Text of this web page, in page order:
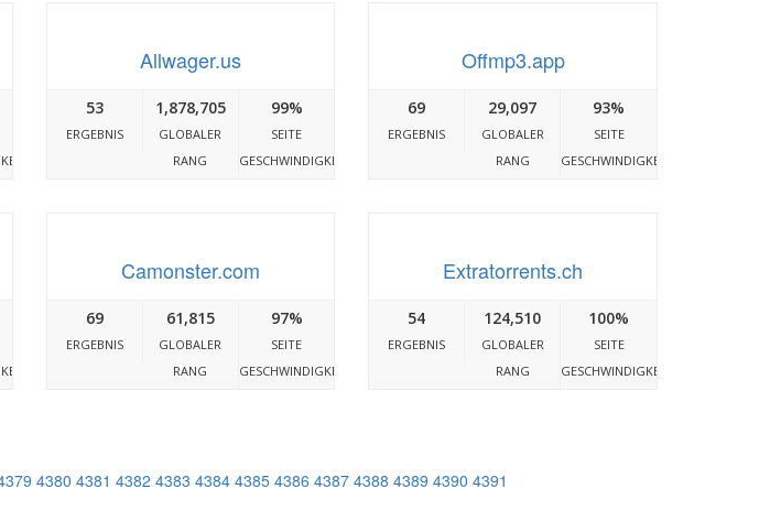
Allwager.us
53
ERGEBNIS
1,878,705
GLOBALER
RANG
99%
SEITE
GESCHWINDIGKEIT
Offmp3.app
69
ERGEBNIS
29,097
GLOBALER
RANG
93%
SEITE
GESCHWINDIGKEIT
Camonster.com
69
ERGEBNIS
61,815
GLOBALER
RANG
97%
SEITE
GESCHWINDIGKEIT
Extratorrents.ch
54
ERGEBNIS
124,510
GLOBALER
RANG
100%
SEITE
GESCHWINDIGKEIT
4380 4381 4382 4383 4384 4385 4386 4387 4388 4389 4390 4391